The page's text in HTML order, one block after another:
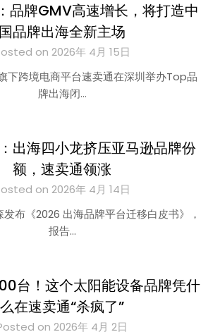
品牌GMV高速增长，将打造中
国品牌出海全新主场
on 2026年 4月 15日
下跨境电商平台速卖通在深圳举办Top品
牌出海闭…
出海四小龙挤压亚马逊品牌份
额，速卖通领涨
on 2026年 4月 14日
布《2026 出海品牌平台迁移白皮书》，
报告…
台！这个太阳能设备品牌凭什
么在速卖通“杀疯了”
on 2026年 4月 2日